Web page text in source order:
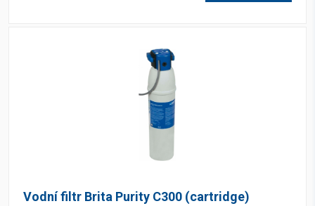
Vodní filtr Brita Purity C300 (cartridge)